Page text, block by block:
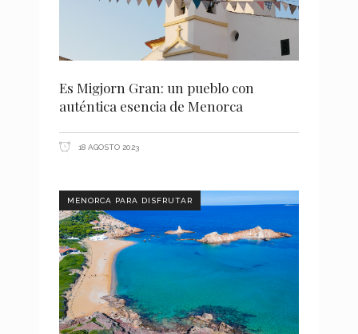
Es Migjorn Gran: un pueblo con
auténtica esencia de Menorca
18 AGOSTO 2023
MENORCA PARA DISFRUTAR